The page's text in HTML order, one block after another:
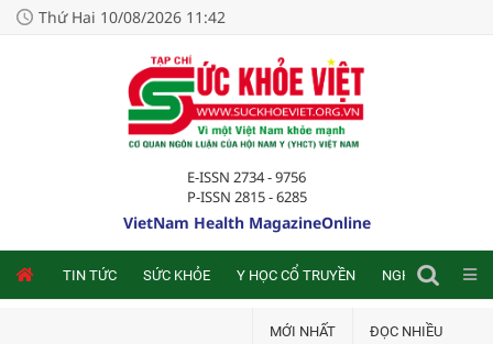
Thứ Hai 10/08/2026 11:42
E-ISSN 2734 - 9756
P-ISSN 2815 - 6285
VietNam Health MagazineOnline
TIN TỨC SỨC KHỎE Y HỌC CỔ TRUYỀN NGHIÊN CỨU
MỚI NHẤT ĐỌC NHIỀU